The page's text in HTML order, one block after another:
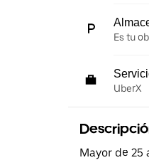
Es tu
UberX
Mayor de 25